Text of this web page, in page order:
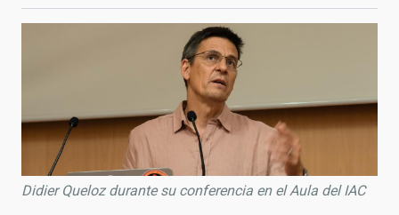
Didier Queloz durante su conferencia en el Aula del IAC